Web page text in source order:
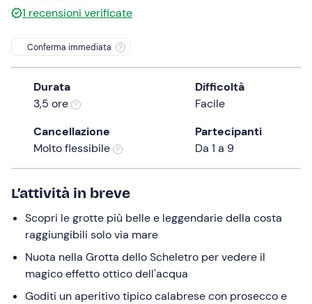
the
mark
key
keyboard
shortcuts
for
dates.
1 recensioni verificate
Conferma immediata
Durata
3,5 ore
Difficoltà
Facile
Cancellazione
Molto flessibile
Partecipanti
Da 1 a 9
L’attività in breve
Scopri le grotte più belle e leggendarie della costa
raggiungibili solo via mare
Nuota nella Grotta dello Scheletro per vedere il
magico effetto ottico dell'acqua
Goditi un aperitivo tipico calabrese con prosecco e